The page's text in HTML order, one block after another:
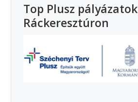
Top Plusz pályázatok
Ráckeresztúron